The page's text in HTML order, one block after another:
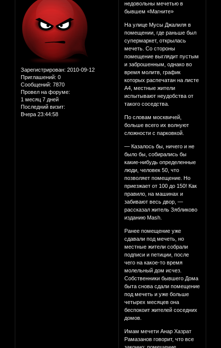
Зарегистрирован: 2010-09-12
Приглашений: 0
Сообщений: 7870
Провел на форуме:
1 месяц 7 дней
Последний визит:
Вчера 23:44:58
недовольны мечетью в
бывшем «Магните»
На улице Мусы Джалиля в
помещении, где раньше был
супермаркет, открылась
мечеть. Со стороны
помещение выглядит пустым
и заброшенным, однако во
время молитв, график
которых распечатан на листе
А4, местные жители
испытывают неудобства от
такого соседства.
По словам москвичей,
больше всего их волнуют
сложности с парковкой.
— Казалось бы, ничего и не
было бы, собирались бы
какие-нибудь определенные
люди, человек 50, что
позволяет помещение. Но
приезжает от 100 до 150! Как
правило, на машинах и
забивают весь двор, —
рассказал житель Зябликово
изданию Mash.
Ранее помещение уже
сдавали под мечеть, но
местные жители собрали
подписи и петиции, после
чего на какое-то время
молельный дом исчез.
Собственники бывшего Дома
быта снова сдали помещение
под мечеть и уже больше
четырех месяцев она
беспокоит жителей соседних
домов.
Имам мечети Анар Хазрат
Рамазанов говорит, что все